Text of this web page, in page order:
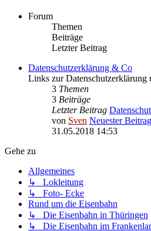
Forum
Themen
Beiträge
Letzter Beitrag
Datenschutzerklärung & Co
Links zur Datenschutzerklärung
3 Themen
3 Beiträge
Letzter Beitrag
von Sven Neuester Beitrag
31.05.2018 14:53
Gehe zu
Allgemeines
↳ Lokleitung
↳ Foto- Ecke
Rund um die Eisenbahn
↳ Die Eisenbahn in Thüringen
↳ Die Eisenbahn im